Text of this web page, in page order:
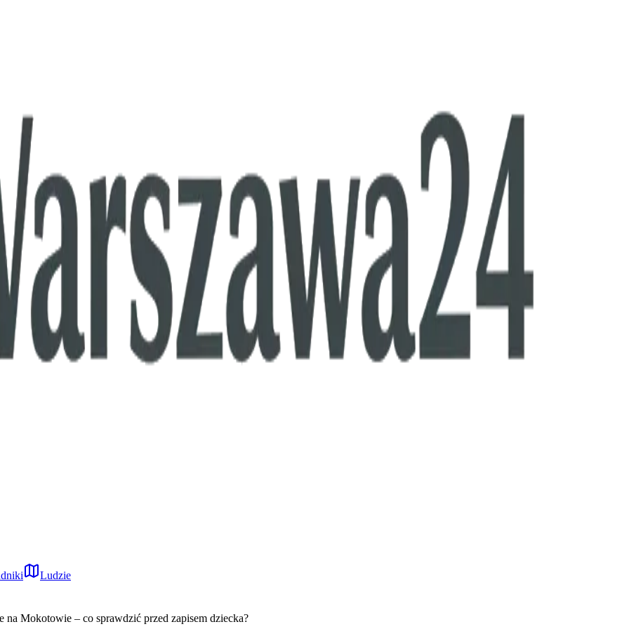
Ludzie
na Mokotowie – co sprawdzić przed zapisem dziecka?